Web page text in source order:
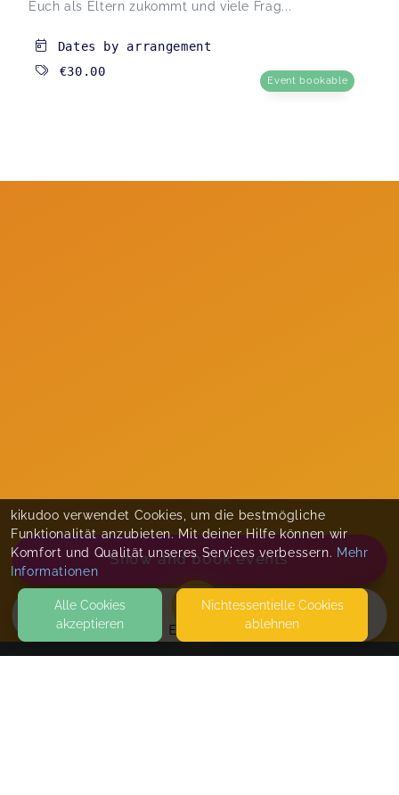
EVENTS
Show and book events
Euch als Eltern zukommt und viele Frag...
Dates by arrangement
€30.00
Event bookable
kikudoo verwendet Cookies, um die bestmögliche
Funktionalität anzubieten. Mit deiner Hilfe können wir
Komfort und Qualität unseres Services verbessern. Mehr
Informationen
Alle Cookies
akzeptieren
Nicht­essentielle Cookies
ablehnen